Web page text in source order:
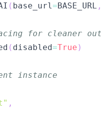
( base_url=BASE_URL
for cleaner
( disabled=True )
instance
,